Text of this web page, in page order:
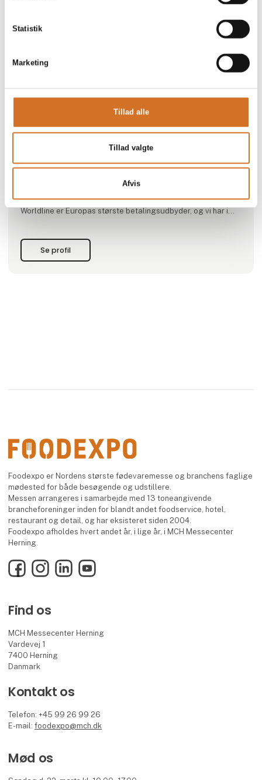
Statistik
Marketing
Tillad alle
Tillad valgte
Afvis
Worldline Danmark
Online webshop eller fysisk forretning? Med Worldline får du
virksomhed.
Worldline tilbyder en samlet, sikker og enkel
betalingsløsning til en overskuelig pris. Uanset hvilken
Worldline er Europas største betalingsudbyder, og vi har i
Se profil
Foodexpo er Nordens største fødevaremesse og branchens faglige
mødested for både besøgende og udstillere.
Messen arrangeres i samarbejde med 13 toneangivende
brancheforeninger inden for blandt andet foodservice, hotel,
restaurant og detail, og har eksisteret siden 2004.
Foodexpo afholdes hvert andet år, i lige år, i MCH Messecenter
Herning.
FacebookInstagramLinkedInYouTube
Find os
MCH Messecenter Herning
Vardevej 1
7400 Herning
Danmark
Kontakt os
Telefon: +45 99 26 99 26
E-mail:foodexpo@mch.dk
Mød os